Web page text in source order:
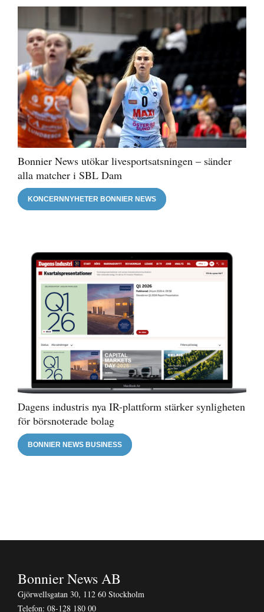
Bonnier News utökar livesportsatsningen – sänder
alla matcher i SBL Dam
KONCERNNYHETER BONNIER NEWS
Dagens industris nya IR-plattform stärker synligheten
för börsnoterade bolag
BONNIER NEWS BUSINESS
Bonnier News AB
Gjörwellsgatan 30, 112 60 Stockholm
Telefon: 08-128 180 00